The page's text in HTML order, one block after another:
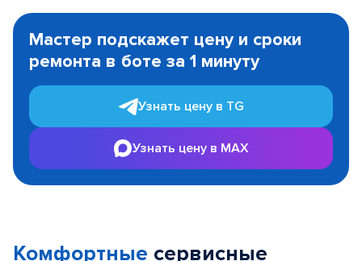
1
Мастер подскажет цену и сроки
ремонта в боте за 1 минуту
Узнать цену в TG
Узнать цену в MAX
Комфортные сервисные